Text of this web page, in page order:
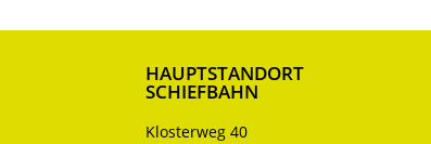
HAUPTSTANDORT
SCHIEFBAHN
Klosterweg 40